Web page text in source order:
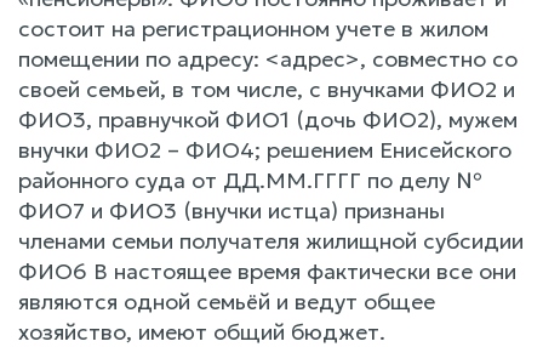
состоит на регистрационном учете в жилом
помещении по адресу: <адрес>, совместно со
своей семьей, в том числе, с внучками ФИО2 и
ФИО3, правнучкой ФИО1 (дочь ФИО2), мужем
внучки ФИО2 – ФИО4; решением Енисейского
районного суда от ДД.ММ.ГГГГ по делу №
ФИО7 и ФИО3 (внучки истца) признаны
членами семьи получателя жилищной субсидии
ФИО6 В настоящее время фактически все они
являются одной семьёй и ведут общее
хозяйство, имеют общий бюджет.